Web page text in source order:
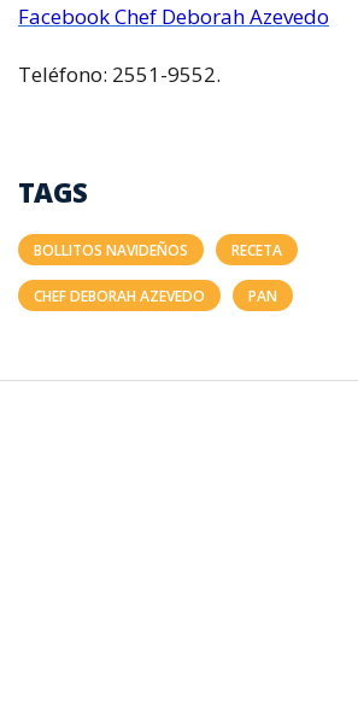
Facebook Chef Deborah Azevedo
Teléfono: 2551-9552.
TAGS
BOLLITOS NAVIDEÑOS RECETA
CHEF DEBORAH AZEVEDO PAN